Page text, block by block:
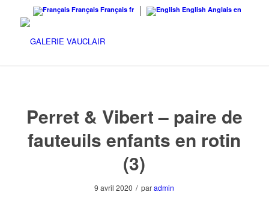
Français Français fr English Anglais en
Perret & Vibert – paire de
fauteuils enfants en rotin
(3)
9 avril 2020 / paradmin